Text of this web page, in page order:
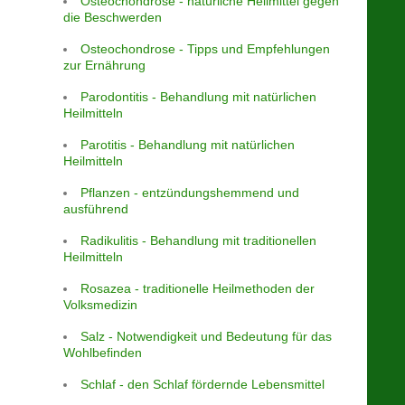
die Beschwerden
Osteochondrose - Tipps und Empfehlungen
zur Ernährung
Parodontitis - Behandlung mit natürlichen
Heilmitteln
Parotitis - Behandlung mit natürlichen
Heilmitteln
Pflanzen - entzündungshemmend und
ausführend
Radikulitis - Behandlung mit traditionellen
Heilmitteln
Rosazea - traditionelle Heilmethoden der
Volksmedizin
Salz - Notwendigkeit und Bedeutung für das
Wohlbefinden
Schlaf - den Schlaf fördernde Lebensmittel